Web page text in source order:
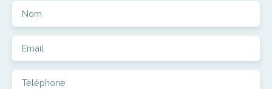
Nom
Email
Téléphone